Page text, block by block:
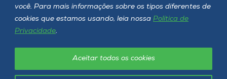
você. Para mais informações sobre os tipos diferentes de
cookies que estamos usando, leia nossa Política de
Privacidade.
Aceitar todos os cookies
Política de privacidade LGPD